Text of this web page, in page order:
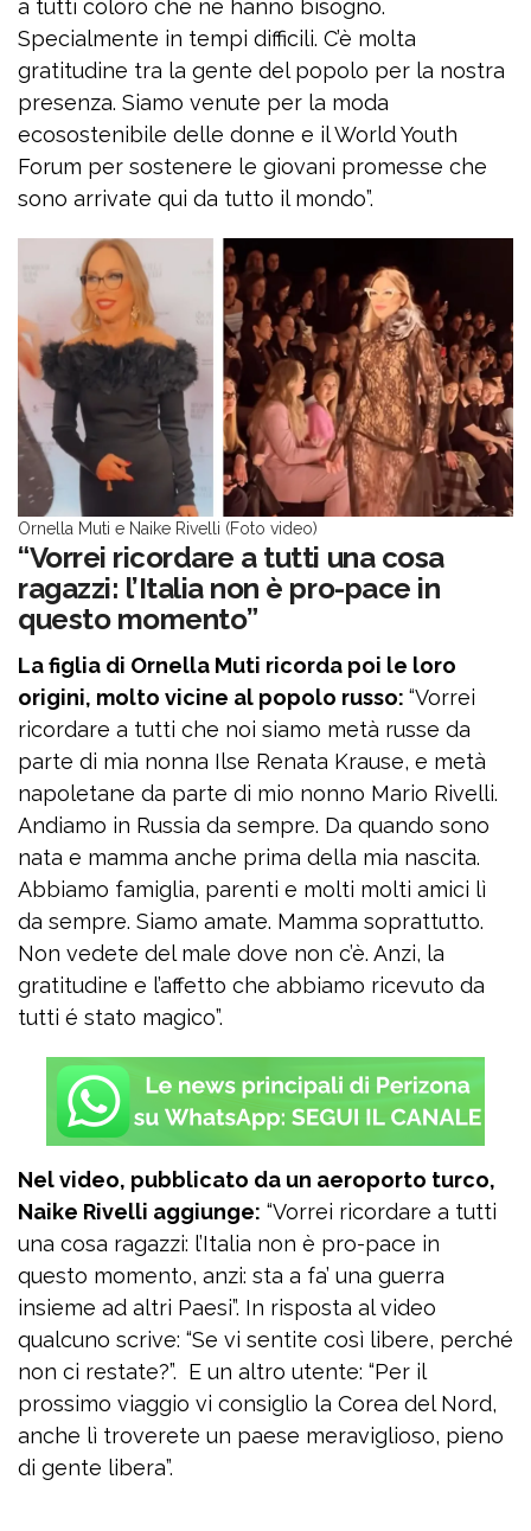
a tutti coloro che ne hanno bisogno.
Specialmente in tempi difficili. C’è molta
gratitudine tra la gente del popolo per la nostra
presenza. Siamo venute per la moda
ecosostenibile delle donne e il World Youth
Forum per sostenere le giovani promesse che
sono arrivate qui da tutto il mondo”.
Ornella Muti e Naike Rivelli (Foto video)
“Vorrei ricordare a tutti una cosa
ragazzi: l’Italia non è pro-pace in
questo momento”
La figlia di Ornella Muti ricorda poi le loro
origini, molto vicine al popolo russo: “Vorrei
ricordare a tutti che noi siamo metà russe da
parte di mia nonna Ilse Renata Krause, e metà
napoletane da parte di mio nonno Mario Rivelli.
Andiamo in Russia da sempre. Da quando sono
nata e mamma anche prima della mia nascita.
Abbiamo famiglia, parenti e molti molti amici lì
da sempre. Siamo amate. Mamma soprattutto.
Non vedete del male dove non c’è. Anzi, la
gratitudine e l’affetto che abbiamo ricevuto da
tutti é stato magico”.
Nel video, pubblicato da un aeroporto turco,
Naike Rivelli aggiunge: “Vorrei ricordare a tutti
una cosa ragazzi: l’Italia non è pro-pace in
questo momento, anzi: sta a fa’ una guerra
insieme ad altri Paesi”. In risposta al video
qualcuno scrive: “Se vi sentite così libere, perché
non ci restate?”. E un altro utente: “Per il
prossimo viaggio vi consiglio la Corea del Nord,
anche lì troverete un paese meraviglioso, pieno
di gente libera”.